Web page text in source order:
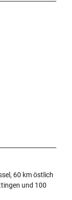
60 km östlich
und 100